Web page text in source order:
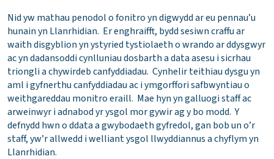
Nid yw mathau penodol o fonitro yn digwydd ar eu pennau’u
hunain yn Llanrhidian. Er enghraifft, bydd sesiwn craffu ar
waith disgyblion yn ystyried tystiolaeth o wrando ar ddysgwyr
ac yn dadansoddi cynlluniau dosbarth a data asesu i sicrhau
triongli a chywirdeb canfyddiadau. Cynhelir teithiau dysgu yn
aml i gyfnerthu canfyddiadau ac i ymgorffori safbwyntiau o
weithgareddau monitro eraill. Mae hyn yn galluogi staff ac
arweinwyr i adnabod yr ysgol mor gywir ag y bo modd. Y
defnydd hwn o ddata a gwybodaeth gyfredol, gan bob un o’r
staff, yw’r allwedd i welliant ysgol llwyddiannus a chyflym yn
Llanrhidian.